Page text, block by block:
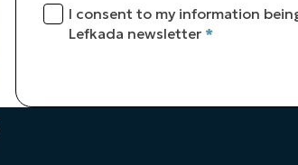
I consent to my information
Lefkada newsletter *